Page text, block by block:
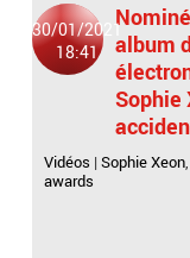
30/01/2021
18:41
album
Sophie
Vidéos |Sophie Xeon
awards